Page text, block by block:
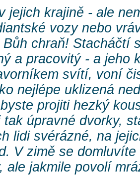
jejich krajině - ale
vozy nebo
chraň! Stacháčtí
a pracovitý - a jeho
svítí, voní
nejlépe uklizená
projiti hezký
tak úpravné dvorky,
lidi svérázné, na
V zimě se
ale jakmile povolí